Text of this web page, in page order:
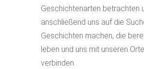
Geschichtenarten betrachten
anschließend uns auf die
Geschichten machen, die
leben und uns mit unseren
verbinden.